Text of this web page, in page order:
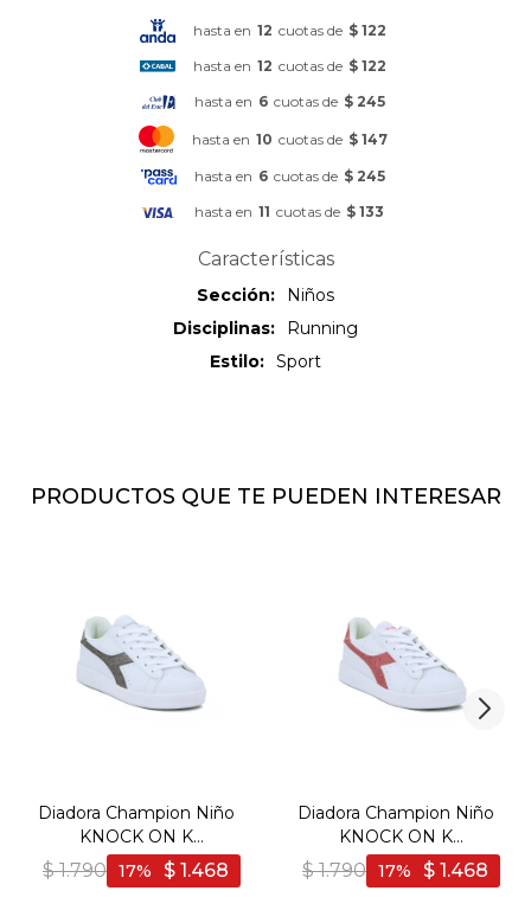
hasta en 12 cuotas de $ 122
hasta en 12 cuotas de $ 122
hasta en 6 cuotas de $ 245
hasta en 10 cuotas de $ 147
hasta en 6 cuotas de $ 245
hasta en 11 cuotas de $ 133
Características
Sección
Niños
Disciplinas
Running
Estilo
Sport
PRODUCTOS QUE TE PUEDEN INTERESAR
Diadora Champion Niño
KNOCK ON K
Blanco/Plata - Blanco-
Plata
$ 1.790 $ 1.468
17
Diadora Champion Niño
KNOCK ON K
Blanco/Rosado - Blanco-
Rosado
$ 1.790 $ 1.468
17